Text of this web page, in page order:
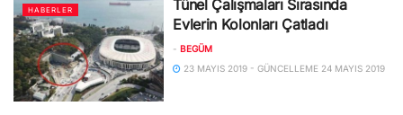
HABERLER
Tünel Çalışmaları Sırasında
Evlerin Kolonları Çatladı
- BEGÜM
23 MAYIS 2019 - GÜNCELLEME 24 MAYIS 2019